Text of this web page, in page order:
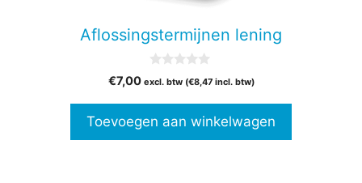
Aflossingstermijnen lening
v
5
€7,00 excl. btw (€8,47incl. btw)
Toevoegen aan winkelwagen